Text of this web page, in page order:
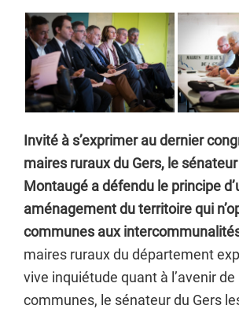
Invité à s’exprimer au dernier
maires ruraux du Gers, le
Montaugé a défendu le principe
aménagement du territoire qui
communes aux
maires ruraux du département
vive inquiétude quant à l’avenir de
communes, le sénateur du Gers